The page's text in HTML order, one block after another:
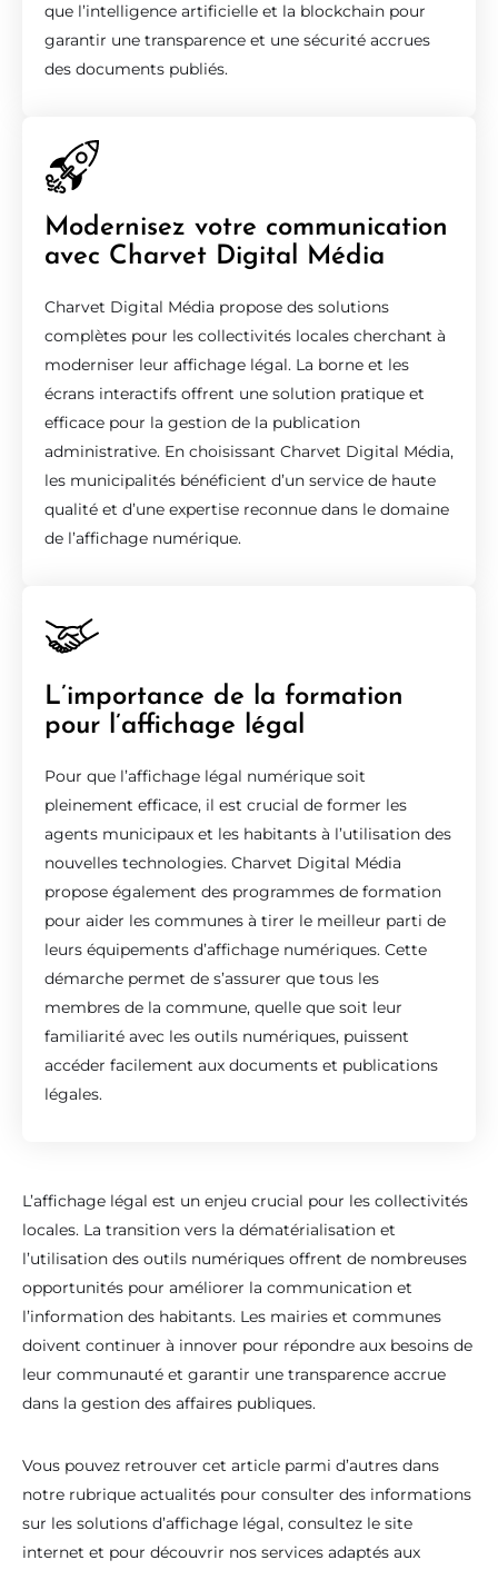
que l’intelligence artificielle et la blockchain pour
garantir une transparence et une sécurité accrues
des documents publiés.
Modernisez votre communication
avec Charvet Digital Média
Charvet Digital Média propose des solutions
complètes pour les collectivités locales cherchant à
moderniser leur affichage légal. La borne et les
écrans interactifs offrent une solution pratique et
efficace pour la gestion de la publication
administrative. En choisissant Charvet Digital Média,
les municipalités bénéficient d’un service de haute
qualité et d’une expertise reconnue dans le domaine
de l’affichage numérique.
L’importance de la formation
pour l’affichage légal
Pour que l’affichage légal numérique soit
pleinement efficace, il est crucial de former les
agents municipaux et les habitants à l’utilisation des
nouvelles technologies. Charvet Digital Média
propose également des programmes de formation
pour aider les communes à tirer le meilleur parti de
leurs équipements d’affichage numériques. Cette
démarche permet de s’assurer que tous les
membres de la commune, quelle que soit leur
familiarité avec les outils numériques, puissent
accéder facilement aux documents et publications
légales.
L’affichage légal est un enjeu crucial pour les collectivités
locales. La transition vers la dématérialisation et
l’utilisation des outils numériques offrent de nombreuses
opportunités pour améliorer la communication et
l’information des habitants. Les mairies et communes
doivent continuer à innover pour répondre aux besoins de
leur communauté et garantir une transparence accrue
dans la gestion des affaires publiques.
Vous pouvez retrouver cet article parmi d’autres dans
notre rubrique actualités pour consulter des informations
sur les solutions d’affichage légal, consultez le site
internet et pour découvrir nos services adaptés aux